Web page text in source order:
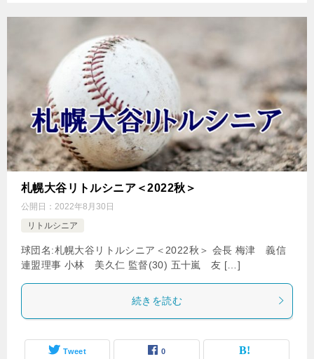
札幌大谷リトルシニア＜2022秋＞
公開日： 2022年8月30日
リトルシニア
球団名:札幌大谷リトルシニア＜2022秋＞ 会長 梅津 義信
連盟理事 小林 美久仁 監督(30) 五十嵐 友 […]
続きを読む
Tweet 0